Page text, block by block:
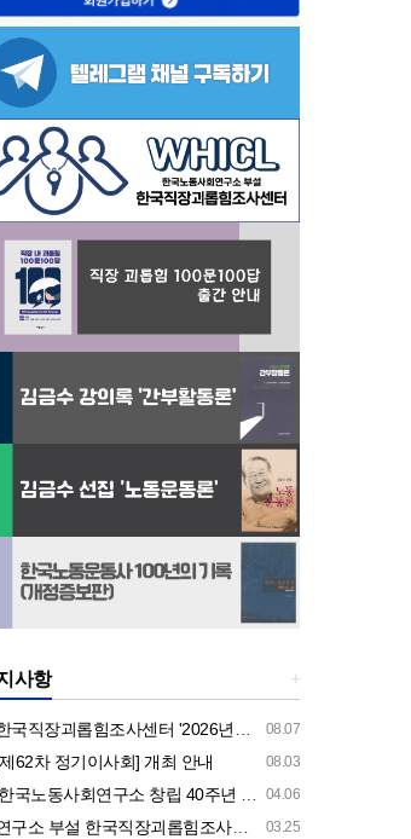
+
사항
08.07
국직장괴롭힘조사센터 '2026년도 하반기 주요 사업 안내' (교육/컨설팅)
08.03
62차 정기이사회] 개최 안내
04.06
국노동사회연구소 창립 40주년 기념 행사 안내'
03.25
구소 부설 한국직장괴롭힘조사센터 '2026년도 주요 사업 안내' (교육/컨설팅)